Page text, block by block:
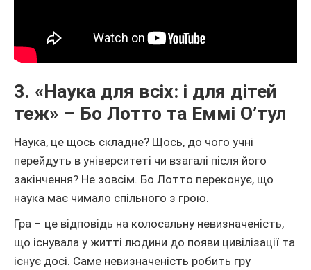
3. «Наука для всіх: і для дітей
теж» – Бо Лотто та Еммі О’тул
Наука, це щось складне? Щось, до чого учні
перейдуть в університеті чи взагалі після його
закінчення? Не зовсім. Бо Лотто переконує, що
наука має чимало спільного з грою.
Гра – це відповідь на колосальну невизначеність,
що існувала у житті людини до появи цивілізації та
існує досі. Саме невизначеність робить гру